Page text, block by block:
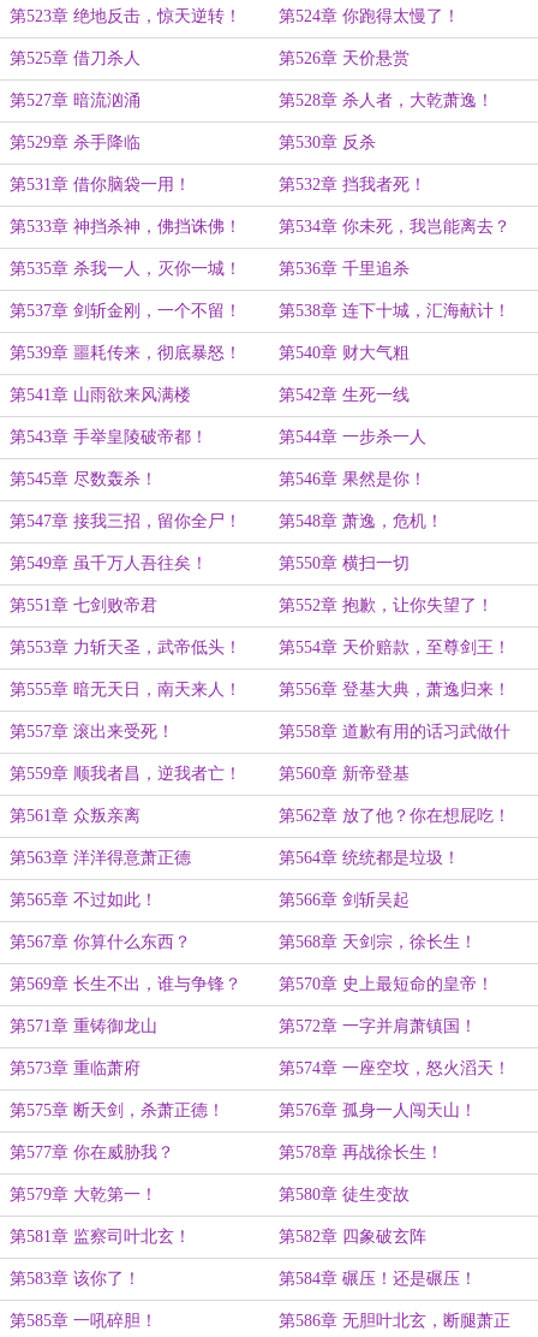
第523章 绝地反击，惊天逆转！ 第524章 你跑得太慢了！
第525章 借刀杀人 第526章 天价悬赏
第527章 暗流汹涌 第528章 杀人者，大乾萧逸！
第529章 杀手降临 第530章 反杀
第531章 借你脑袋一用！ 第532章 挡我者死！
第533章 神挡杀神，佛挡诛佛！ 第534章 你未死，我岂能离去？
第535章 杀我一人，灭你一城！ 第536章 千里追杀
第537章 剑斩金刚，一个不留！ 第538章 连下十城，汇海献计！
第539章 噩耗传来，彻底暴怒！ 第540章 财大气粗
第541章 山雨欲来风满楼 第542章 生死一线
第543章 手举皇陵破帝都！ 第544章 一步杀一人
第545章 尽数轰杀！ 第546章 果然是你！
第547章 接我三招，留你全尸！ 第548章 萧逸，危机！
第549章 虽千万人吾往矣！ 第550章 横扫一切
第551章 七剑败帝君 第552章 抱歉，让你失望了！
第553章 力斩天圣，武帝低头！ 第554章 天价赔款，至尊剑王！
第555章 暗无天日，南天来人！ 第556章 登基大典，萧逸归来！
第557章 滚出来受死！ 第558章 道歉有用的话习武做什
么？
第559章 顺我者昌，逆我者亡！ 第560章 新帝登基
第561章 众叛亲离 第562章 放了他？你在想屁吃！
第563章 洋洋得意萧正德 第564章 统统都是垃圾！
第565章 不过如此！ 第566章 剑斩吴起
第567章 你算什么东西？ 第568章 天剑宗，徐长生！
第569章 长生不出，谁与争锋？ 第570章 史上最短命的皇帝！
第571章 重铸御龙山 第572章 一字并肩萧镇国！
第573章 重临萧府 第574章 一座空坟，怒火滔天！
第575章 断天剑，杀萧正德！ 第576章 孤身一人闯天山！
第577章 你在威胁我？ 第578章 再战徐长生！
第579章 大乾第一！ 第580章 徒生变故
第581章 监察司叶北玄！ 第582章 四象破玄阵
第583章 该你了！ 第584章 碾压！还是碾压！
第585章 一吼碎胆！ 第586章 无胆叶北玄，断腿萧正